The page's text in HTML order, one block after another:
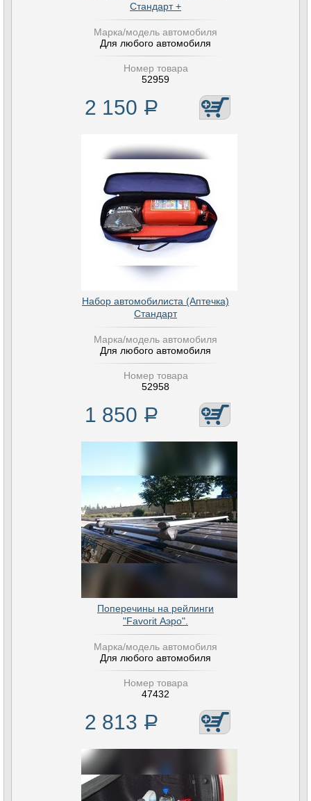
Стандарт +
Марка/модель автомобиля
Для любого автомобиля
Номер товара
52959
2 150 Р
Набор автомобилиста (Аптечка)
Стандарт
Марка/модель автомобиля
Для любого автомобиля
Номер товара
52958
1 850 Р
Поперечины на рейлинги
"Favorit Аэро".
Марка/модель автомобиля
Для любого автомобиля
Номер товара
47432
2 813 Р